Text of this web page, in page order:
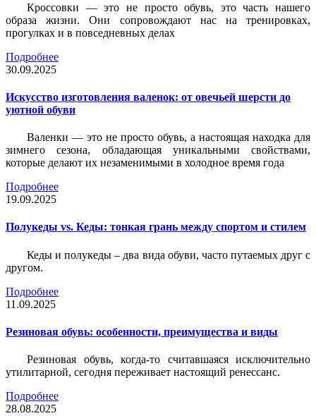
Кроссовки — это не просто обувь, это часть нашего
образа жизни. Они сопровождают нас на тренировках,
прогулках и в повседневных делах
Подробнее
30.09.2025
Искусство изготовления валенок: от овечьей шерсти до
уютной обуви
Валенки — это не просто обувь, а настоящая находка для
зимнего сезона, обладающая уникальными свойствами,
которые делают их незаменимыми в холодное время года
Подробнее
19.09.2025
Полукеды vs. Кеды: тонкая грань между спортом и стилем
Кеды и полукеды – два вида обуви, часто путаемых друг с
другом.
Подробнее
11.09.2025
Резиновая обувь: особенности, преимущества и виды
Резиновая обувь, когда-то считавшаяся исключительно
утилитарной, сегодня переживает настоящий ренессанс.
Подробнее
28.08.2025